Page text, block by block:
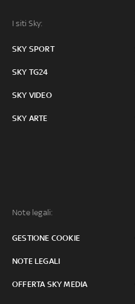
I siti Sky:
SKY SPORT
SKY TG24
SKY VIDEO
SKY ARTE
Note legali:
GESTIONE COOKIE
NOTE LEGALI
OFFERTA SKY MEDIA